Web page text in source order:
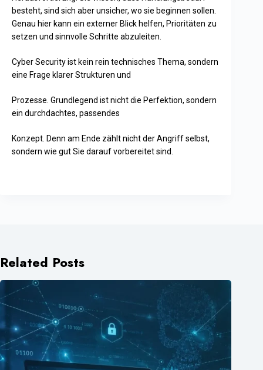
besteht, sind sich aber unsicher, wo sie beginnen sollen.
Genau hier kann ein externer Blick helfen, Prioritäten zu
setzen und sinnvolle Schritte abzuleiten.
Cyber Security ist kein rein technisches Thema, sondern
eine Frage klarer Strukturen und
Prozesse. Grundlegend ist nicht die Perfektion, sondern
ein durchdachtes, passendes
Konzept. Denn am Ende zählt nicht der Angriff selbst,
sondern wie gut Sie darauf vorbereitet sind.
Related Posts